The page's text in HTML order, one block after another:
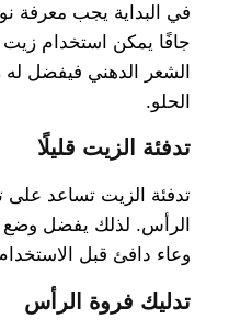
في البداية يجب معرفة
جافًا يمكن استخدام زيت
الشعر الدهني فيفضل له
الحلو.
تدفئة الزيت قليلًا
تدفئة الزيت تساعد
الرأس. لذلك يفضل
وعاء دافئ قبل
تدليك فروة الرأس